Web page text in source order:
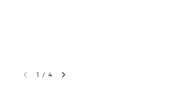
1 / 4